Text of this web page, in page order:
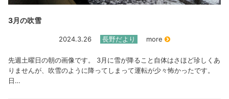
3月の吹雪
2024.3.26 長野だより more
先週土曜日の朝の画像です。 3月に雪が降ること自体はさほど珍しくあ
りませんが、吹雪のように降ってしまって運転が少々怖かったです。
日…